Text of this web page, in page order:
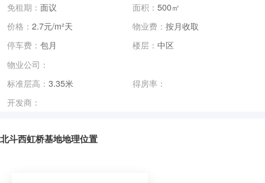
免租期： 面议 面积： 500㎡
价格： 2.7元/m²天 物业费： 按月收取
停车费： 包月 楼层： 中区
物业公司：
标准层高： 3.35米
得房率：
开发商：
北斗西虹桥基地地理位置